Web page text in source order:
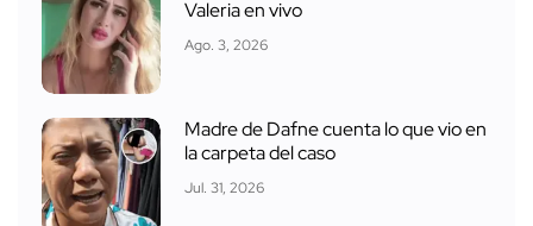
Valeria en vivo
Ago. 3, 2026
Madre de Dafne cuenta lo que vio en
la carpeta del caso
Jul. 31, 2026